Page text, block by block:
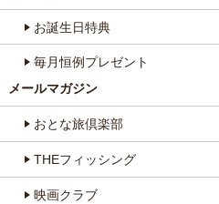
お誕生日特典
毎月恒例プレゼント
メールマガジン
おとな旅倶楽部
THEフィッシング
映画クラブ